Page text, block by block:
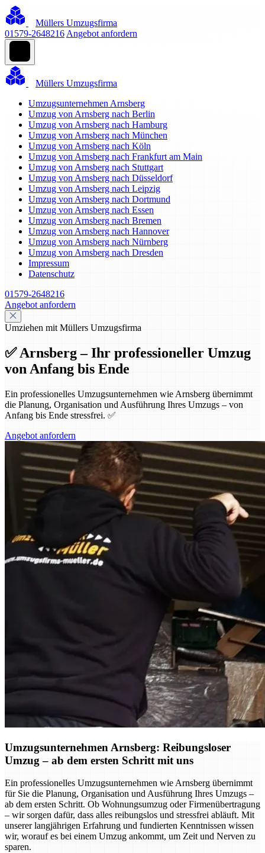
Müllers Umzugsfirma
01579-2648216 Angebot anfordern
Müllers Umzugsfirma
Umzugsunternehmen Arnsberg
Umzug von Arnsberg nach Berlin
Umzug von Arnsberg nach Hamburg
Umzug von Arnsberg nach München
Umzug von Arnsberg nach Köln
Umzug von Arnsberg nach Frankfurt am Main
Umzug von Arnsberg nach Stuttgart
Umzug von Arnsberg nach Düsseldorf
Umzug von Arnsberg nach Leipzig
Umzug von Arnsberg nach Dortmund
Umzug von Arnsberg nach Essen
Umzug von Arnsberg nach Bremen
Umzug von Arnsberg nach Hannover
Umzug von Arnsberg nach Nürnberg
Umzug von Arnsberg nach Dresden
Impressum
Datenschutz
01579-2648216
Angebot anfordern
Umziehen mit Müllers Umzugsfirma
✅ Arnsberg – Ihr professioneller Umzug
von Anfang bis Ende
Ein professionelles Umzugsunternehmen wie Arnsberg übernimmt
die Planung, Organisation und Ausführung Ihres Umzugs – von
Anfang bis Ende stressfrei. ✅
Angebot anfordern
Umzugsunternehmen Arnsberg: Reibungsloser
Umzug – ab dem ersten Schritt mit uns
Ein professionelles Umzugsunternehmen wie Arnsberg übernimmt
für Sie die Planung, Organisation und Ausführung Ihres Umzugs –
ab dem ersten Schritt. Ob Wohnungsumzug oder Firmenübertragung
– wir sorgen dafür, dass alles reibungslos und stressfrei abläuft. Mit
unserer langjährigen Erfahrung und fundierten Kenntnissen wissen
wir, worauf es bei einem Umzug ankommt, um Zeit und Nerven zu
sparen.